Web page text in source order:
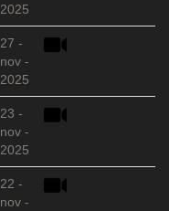
2025
27 -
nov -
2025
23 -
nov -
2025
22 -
nov -